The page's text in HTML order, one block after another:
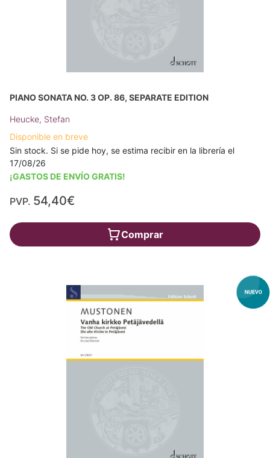
PIANO SONATA NO. 3 OP. 86, SEPARATE EDITION
Heucke, Stefan
Disponible en breve
Sin stock. Si se pide hoy, se estima recibir en la librería el
17/08/26
¡GASTOS DE ENVÍO GRATIS!
PVP. 54,40€
Comprar